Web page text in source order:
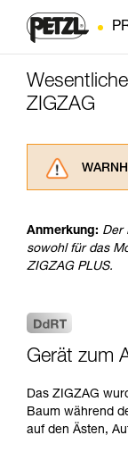
ZIGZAG
ziehen.
Sie ihn
Wir
Anmerkung: Der
sowohl für das
ZIGZAG PLUS.
Gerät zum
Das ZIGZAG
Baum während
auf den Ästen,